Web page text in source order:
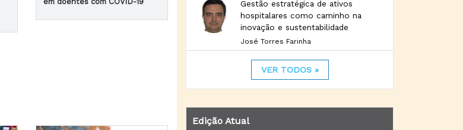
Gestão estratégica de ativos
hospitalares como caminho na
inovação e sustentabilidade
José Torres Farinha
VER TODOS »
Edição Atual